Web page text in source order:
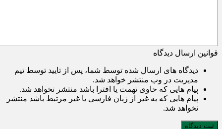
قوانین ارسال دیدگاه
دیدگاه های ارسال شده توسط شما، پس از تایید توسط تیم
مدیریت در وب منتشر خواهد شد.
پیام هایی که حاوی تهمت یا افترا باشد منتشر نخواهد شد.
پیام هایی که به غیر از زبان فارسی یا غیر مرتبط باشد منتشر
نخواهد شد.
ثبت دیدگاه